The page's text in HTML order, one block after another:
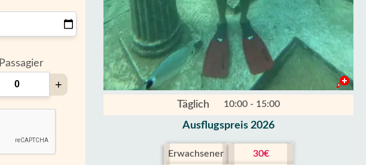
Täglich 10:00 - 15:00
Ausflugspreis 2026
Erwachsener 30€
Passagier
+